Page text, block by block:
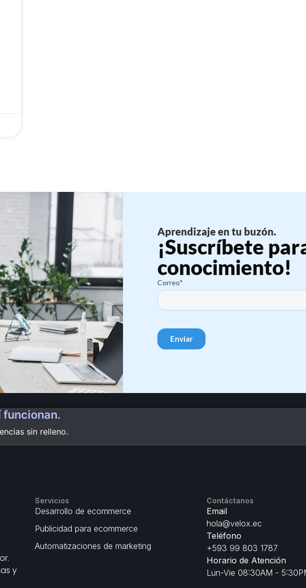
Aprendizaje en tu buzón.
¡Suscríbete
conocimiento!
funcionan.
sin relleno.
y
Servicios
Desarrollo de ecommerce
Publicidad para ecommerce
Automatizaciones de marketing
Contáctanos
Email
hola@velox.ec
Teléfono
+593 99 803 1787
Horario de Atención
Lun-Vie 08:30AM -